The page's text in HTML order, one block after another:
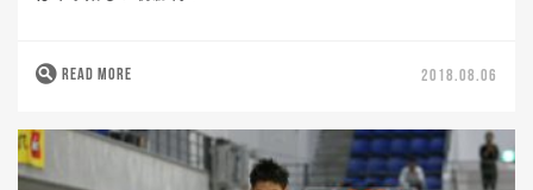
READ MORE 2018.08.06